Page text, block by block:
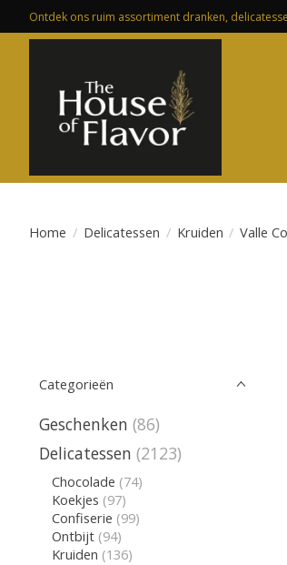
Ontdek ons ruim assortiment dranken,
Home / Delicatessen / Kruiden / Valle
Categorieën
Geschenken (86)
Delicatessen (2123)
Chocolade (74)
Koekjes (97)
Confiserie (99)
Ontbijt (94)
Kruiden (136)